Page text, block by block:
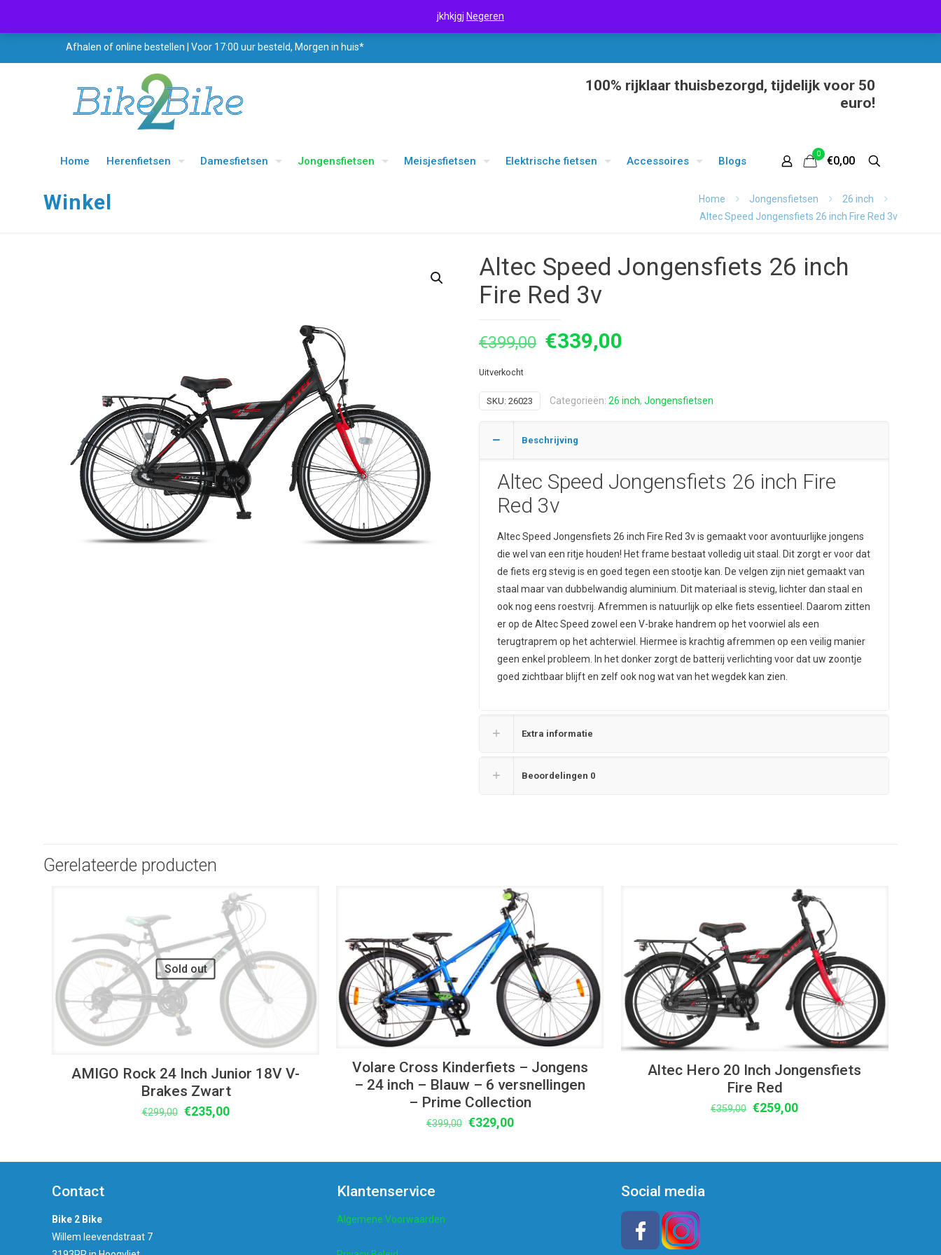
Afhalen of online bestellen | Voor 17:00 uur besteld, Morgen in huis*
Home Herenfietsen Damesfietsen Jongensfietsen Meisjesfietsen Elektrische fietsen Accessoires Blogs
100% rijklaar thuisbezorgd, tijdelijk voor 50
euro!
0
€0,00
Winkel Home Jongensfietsen
26 inch
Altec Speed Jongensfiets 26 inch Fire Red 3v
Altec Speed Jongensfiets 26 inch
Fire Red 3v
€399,00 Oorspronkelijke
€399,00.
€339,00
€339,00.
Uitverkocht
SKU: 26023 Categorieën: 26 inch, Jongensfietsen
Beschrijving
Altec Speed Jongensfiets 26 inch Fire
Red 3v
Altec Speed Jongensfiets 26 inch Fire Red 3v is gemaakt voor avontuurlijke jongens
die wel van een ritje houden! Het frame bestaat volledig uit staal. Dit zorgt er voor dat
de fiets erg stevig is en goed tegen een stootje kan. De velgen zijn niet gemaakt van
staal maar van dubbelwandig aluminium. Dit materiaal is stevig, lichter dan staal en
ook nog eens roestvrij. Afremmen is natuurlijk op elke fiets essentieel. Daarom zitten
er op de Altec Speed zowel een V-brake handrem op het voorwiel als een
terugtraprem op het achterwiel. Hiermee is krachtig afremmen op een veilig manier
geen enkel probleem. In het donker zorgt de batterij verlichting voor dat uw zoontje
goed zichtbaar blijft en zelf ook nog wat van het wegdek kan zien.
Extra informatie
Beoordelingen 0
Gerelateerde producten
Sold out
AMIGO Rock 24 Inch Junior 18V V-
Brakes Zwart
€299,00 Oorspronkelijke
€299,00.
€235,00Huidige
€235,00.
Volare Cross Kinderfiets – Jongens
– 24 inch – Blauw – 6 versnellingen
– Prime Collection
€399,00 Oorspronkelijke
€329,00Huidige
Altec Hero 20 Inch Jongensfiets
Fire Red
€359,00 Oorspronkelijke
€359,00.
€259,00Huidige
€259,00.
Contact
Bike 2 Bike
Willem leevendstraat 7
Klantenservice
Algemene Voorwaarden
Social media
jkhkjgj Negeren